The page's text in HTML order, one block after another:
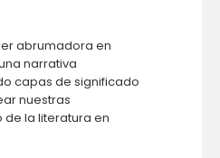
abrumadora en
narrativa
capas de significado
nuestras
la literatura en